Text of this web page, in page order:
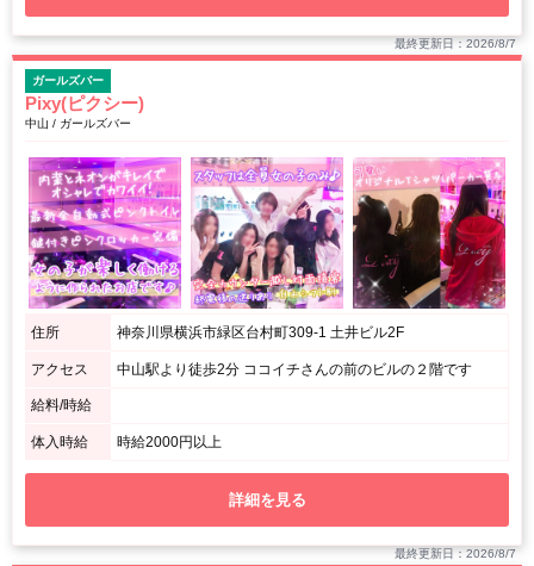
最終更新日：2026/8/7
ガールズバー
Pixy(ピクシー)
中山 / ガールズバー
住所 神奈川県横浜市緑区台村町309-1 土井ビル2F
アクセス 中山駅より徒歩2分 ココイチさんの前のビルの２階です
給料/時給
体入時給 時給2000円以上
詳細を見る
最終更新日：2026/8/7